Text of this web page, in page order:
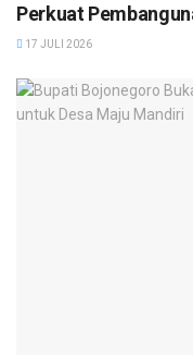
Perkuat
17 JULI 2026